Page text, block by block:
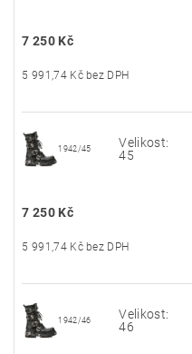
7 250 Kč
5 991,74 Kč bez DPH
1942/45
Velikost:
45
7 250 Kč
5 991,74 Kč bez DPH
1942/46
Velikost:
46